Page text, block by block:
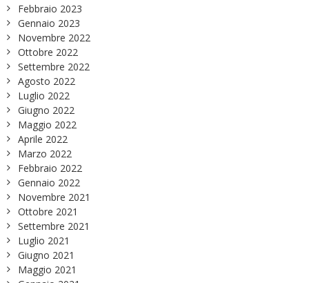
Febbraio 2023
Gennaio 2023
Novembre 2022
Ottobre 2022
Settembre 2022
Agosto 2022
Luglio 2022
Giugno 2022
Maggio 2022
Aprile 2022
Marzo 2022
Febbraio 2022
Gennaio 2022
Novembre 2021
Ottobre 2021
Settembre 2021
Luglio 2021
Giugno 2021
Maggio 2021